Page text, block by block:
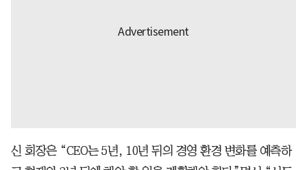
신 회장은 “CEO는 5년, 10년 뒤의 경영 환경 변화를 예측하